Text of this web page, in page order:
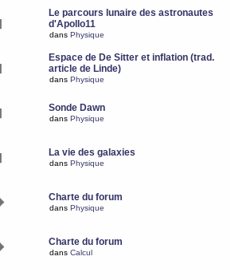
Le parcours lunaire des astronautes
d'Apollo11
dans Physique
Espace de De Sitter et inflation (trad.
article de Linde)
dans Physique
Sonde Dawn
dans Physique
La vie des galaxies
dans Physique
Charte du forum
dans Physique
Charte du forum
dans Calcul